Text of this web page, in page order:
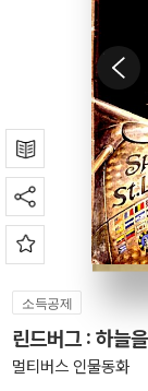
소득공제
린드버그 : 하늘
멀티버스 인물동화